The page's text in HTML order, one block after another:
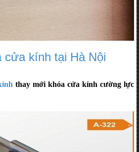
cửa kính tại Hà Nội
thay mới khóa cửa kính cường lực